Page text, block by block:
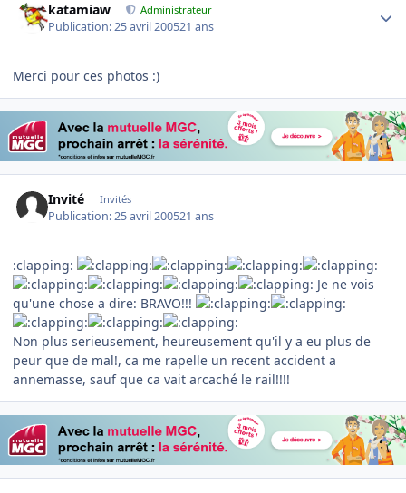
katamiaw Administrateur
Publication:25 avril 200521 ans
Merci pour ces photos :)
Invité Invités
Publication:25 avril 200521 ans
:clapping:
Je ne vois
qu'une chose a dire: BRAVO!!!
Non plus serieusement, heureusement qu'il y a eu plus de
peur que de mal!, ca me rapelle un recent accident a
annemasse, sauf que ca vait arcaché le rail!!!!